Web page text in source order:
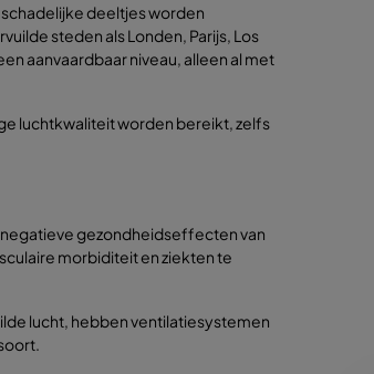
deeltjes worden
steden als Londen, Parijs, Los
aanvaardbaar niveau, alleen al met
luchtkwaliteit worden bereikt, zelfs
gezondheidseffecten van
morbiditeit en ziekten te
lucht, hebben ventilatiesystemen